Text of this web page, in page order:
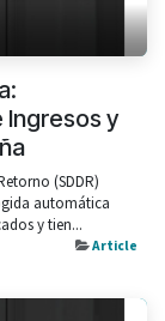
Ingresos y
(SDDR)
automática
y tien...
Article